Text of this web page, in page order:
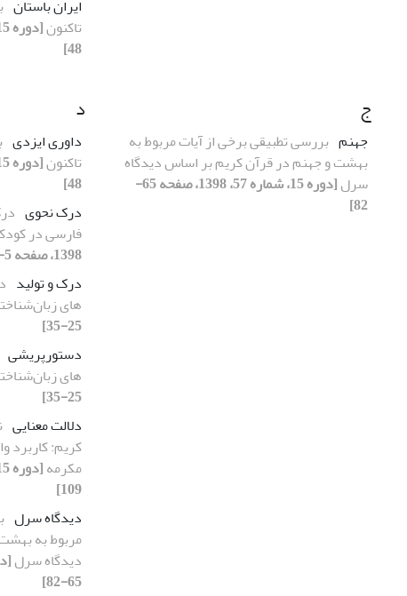
ایران باستان
تاکنون
48]
ج
جهنم بررسی تطبیقی برخی از آیات مربوط به
بهشت و جهنم در قرآن کریم بر اساس دیدگاه
سرل
[دوره 15، شماره 57، 1398، صفحه 65-
82]
د
داوری ایزدی
تاکنون
48]
درک نحوی
فارسی در
1398، صفحه 5-24]
درک و تولید
های
25-35]
دستورپریشی
های
25-35]
دلالت معنایی
کریم: کاربرد
مکرمه
109]
دیدگاه سرل
مربوط به
دیدگاه سرل
65-82]